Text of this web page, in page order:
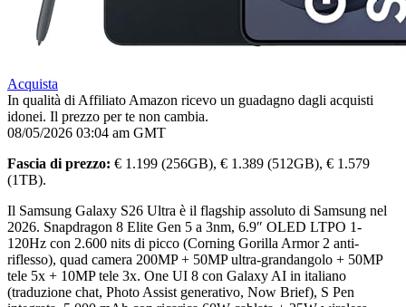
Acquista
In qualità di Affiliato Amazon ricevo un guadagno dagli acquisti
idonei. Il prezzo per te non cambia.
08/05/2026 03:04 am GMT
Fascia di prezzo: € 1.199 (256GB), € 1.389 (512GB), € 1.579
(1TB).
Il Samsung Galaxy S26 Ultra è il flagship assoluto di Samsung nel
2026. Snapdragon 8 Elite Gen 5 a 3nm, 6.9″ OLED LTPO 1-
120Hz con 2.600 nits di picco (Corning Gorilla Armor 2 anti-
riflesso), quad camera 200MP + 50MP ultra-grandangolo + 50MP
tele 5x + 10MP tele 3x. One UI 8 con Galaxy AI in italiano
(traduzione chat, Photo Assist generativo, Now Brief), S Pen